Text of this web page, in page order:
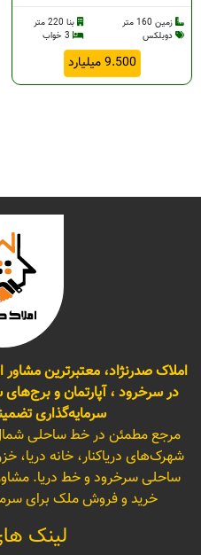
زمین 160 متر
بنا 220 متر
دوبلکس
9.500 میلیارد
املاک صدرنژاد، معتبرترین مشاور
در سرخرود ، آپارتمان و
سرمایه‌گذاری
مرجع مطمئن در خط ساحلی
شهرک‌های دریاکنار، خانه
ساحلی سرخرود و خط دریا.
خرید و فروش ملک برای
لینک